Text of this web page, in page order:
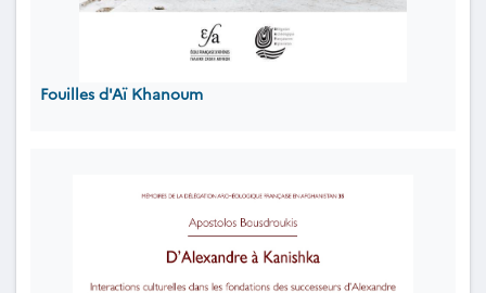
Fouilles d'Aï Khanoum